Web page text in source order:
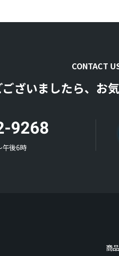
CONTACT
ざいましたら、お
午後6時
商